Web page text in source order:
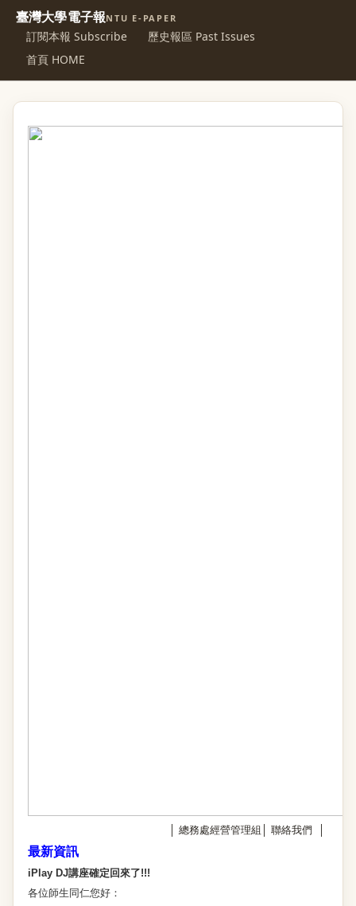
臺灣大學電子報NTU E-PAPER
訂閱本報 Subscribe
歷史報區 Past Issues
首頁 HOME
總務處經營管理組 聯絡我們
最新資訊
iPlay DJ講座確定回來了!!!
各位師生同仁您好：